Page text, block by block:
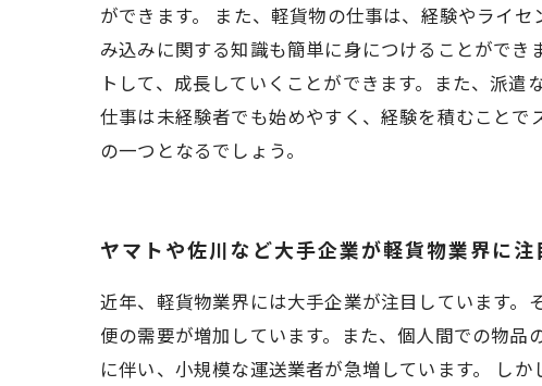
ができます。 また、軽貨物の仕事は、経験やライ
み込みに関する知識も簡単に身につけることがで
トして、成長していくことができます。また、派
仕事は未経験者でも始めやすく、経験を積むこと
の一つとなるでしょう。
ヤマトや佐川など大手企業が軽貨物業界に注
近年、軽貨物業界には大手企業が注目しています
便の需要が増加しています。また、個人間での物
に伴い、小規模な運送業者が急増しています。 し